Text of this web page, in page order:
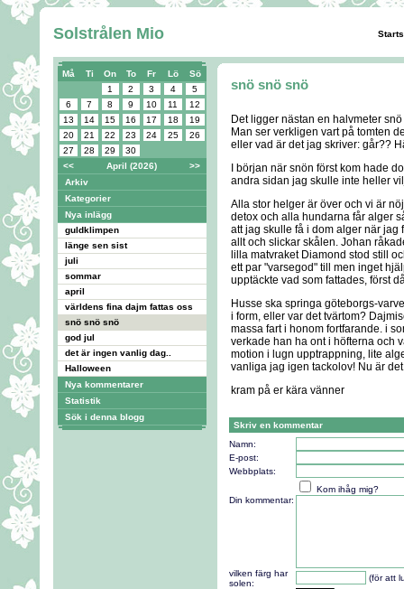
Solstrålen Mio
Må Ti On To Fr Lö
Sö
1
2 3 4
5
6
7 8 9 10 11
12
13
14 15 16 17 18
19
20
21 22 23 24 25
26
27
28 29
30
<<
April (2026)
>>
Arkiv
Kategorier
Nya inlägg
guldklimpen
länge sen sist
juli
sommar
april
världens fina dajm fattas oss
snö snö snö
god jul
det är ingen vanlig dag..
Halloween
Nya kommentarer
Statistik
Sök i denna blogg
snö snö snö
Det ligger nästan en halvmeter
Man ser verkligen vart på tomten
eller vad är det jag skriver: går??
I början när snön först kom hade
andra sidan jag skulle inte heller
Alla stor helger är över och vi är
detox och alla hundarna får alger
att jag skulle få i dom alger när jag
allt och slickar skålen. Johan
lilla matvraket Diamond stod still
ett par "varsegod" till men inget
upptäckte vad som fattades, först
Husse ska springa göteborgs-
i form, eller var det tvärtom?
massa fart i honom fortfarande. i
verkade han ha ont i höfterna och
motion i lugn upptrappning, lite
vanliga jag igen tackolov! Nu är
kram på er kära vänner
Skriv en kommentar
Namn:
E-post:
Webbplats:
Kom ihåg mig?
Din kommentar:
vilken färg har
solen:
(för att